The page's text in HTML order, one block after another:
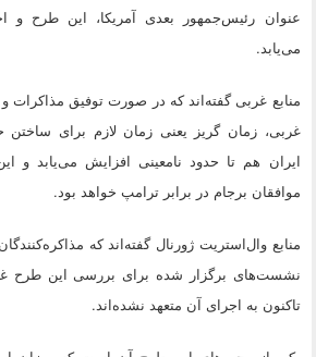
عنوان رئیس‌جمهور بعدی آمریکا، این طرح و
می‌یابد.
منابع غربی گفته‌اند که در صورت توفیق مذاکرات
غربی، زمان گریز یعنی زمان لازم برای
ایران هم تا حدود نامعینی افزایش می‌یابد و
موافقان برجام در برابر ترامپ خواهد بود.
منابع وال‌استریت ژورنال گفته‌اند که
نشست‌های برگزار شده برای بررسی این طرح
تاکنون به اجرای آن متعهد نشده‌اند.